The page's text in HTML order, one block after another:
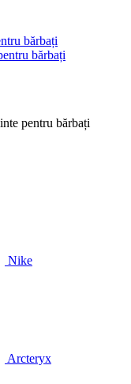
bărbați
bărbați
pentru bărbați
Nike
Arcteryx